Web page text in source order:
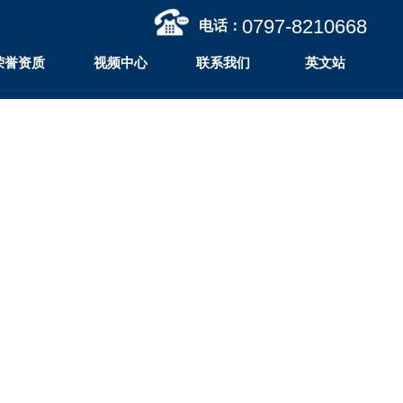
誉资质 视频中心 联系我们 英文站
电话： 0797-8210668